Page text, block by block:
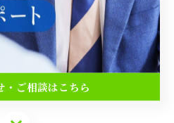
・ご相談はこちら